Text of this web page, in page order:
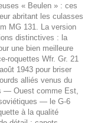
« Beulen » : ces
abritant les culasses
MG 131. La version
distinctives : la
une bien meilleure
roquettes Wfr. Gr. 21
1943 pour briser
alliés venus du
— Ouest comme Est,
— le G-6
à la qualité